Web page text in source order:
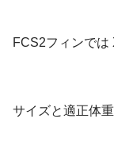
FCS2フィンでは
サイズと適正体重